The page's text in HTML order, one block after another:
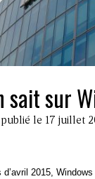
sait sur
publié le 17 juillet
2015,